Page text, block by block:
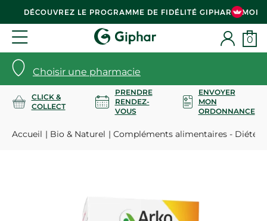
DÉCOUVREZ LE PROGRAMME DE FIDÉLITÉ GIPHAR & MOI
Choisir une pharmacie
0
CLICK &
COLLECT
PRENDRE
RENDEZ-
VOUS
ENVOYER
MON
ORDONNANCE
Accueil Bio & Naturel Compléments alimentaires -